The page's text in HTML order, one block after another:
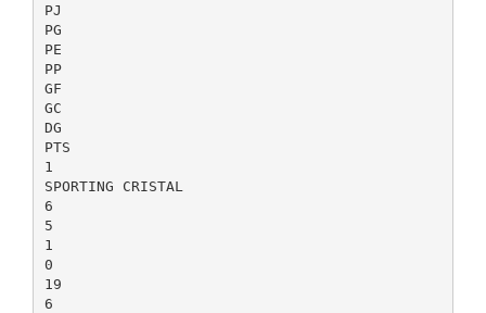
PJ
PG
PE
PP
GF
GC
DG
PTS
1
SPORTING CRISTAL
6
5
1
0
19
6